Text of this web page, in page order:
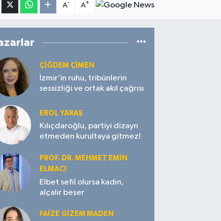
A- A+
ÇIĞDEM ÇIMEN
İzmir’in ruhu, tribünlerin
sessizliği ve ortak akıl çağrısı
EROL YARAŞ
Kılıçdaroğlu, partiyi dizayn
etmeden kurultaya gitmez!
PROF. DR. MEHMET EMIN
ELMACI
Elbet sefil olursa kadın,
alçalır beşer
FAIZE GIZEM MADEN